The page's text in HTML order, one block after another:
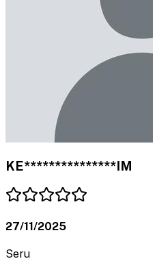
KE***************IM
27/11/2025
Seru